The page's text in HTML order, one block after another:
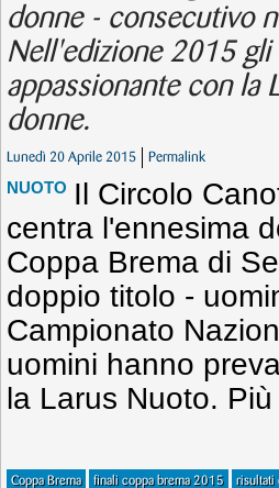
donne - consecutivo
Nell'edizione 2015 gli
appassionante con la
donne.
Lunedì 20 Aprile 2015 Permalink
NUOTO Il Circolo
centra l'ennesima
Coppa Brema di
doppio titolo -
Campionato
uomini hanno
la Larus Nuoto.
Coppa Brema finali coppa brema 2015 risultati